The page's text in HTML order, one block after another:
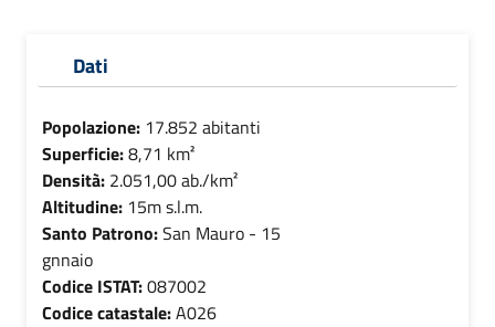
Dati
Popolazione: 17.852 abitanti
Superficie:8,71 km²
Densità: 2.051,00 ab./km²
Altitudine: 15m s.l.m.
Santo Patrono:San Mauro - 15
gnnaio
Codice ISTAT:087002
Codice catastale:A026